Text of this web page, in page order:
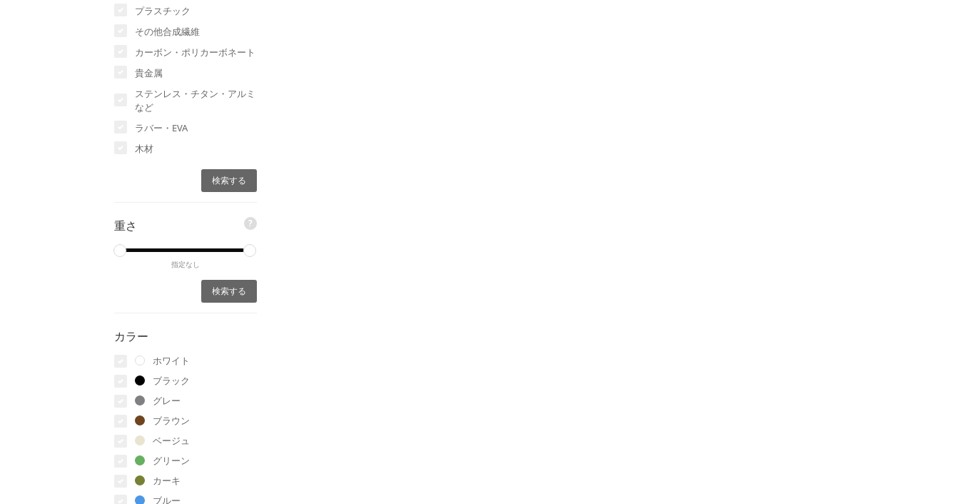
プラスチック
その他合成繊維
カーボン・ポリカーボネート
貴金属
ステンレス・チタン・アルミ
など
ラバー・EVA
木材
重さ ?
指定なし
カラー
ホワイト
ブラック
グレー
ブラウン
ベージュ
グリーン
カーキ
ブルー